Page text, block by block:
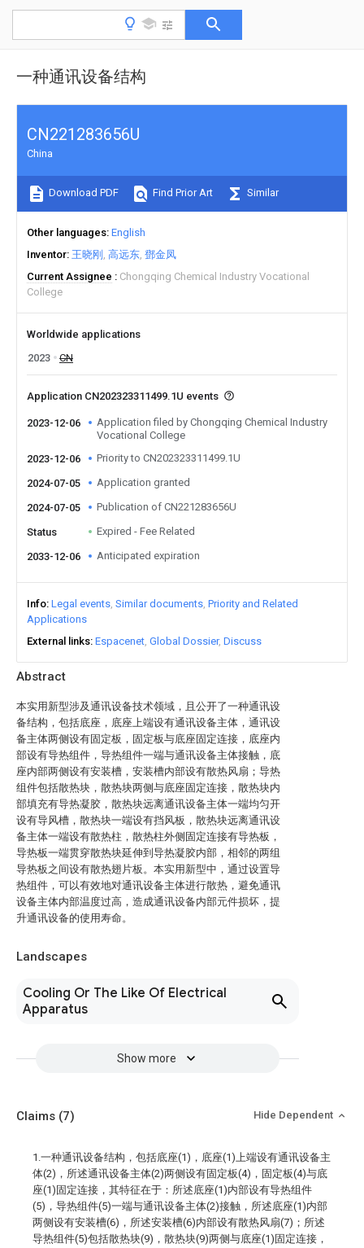
一种通讯设备结构
Abstract
本实用新型涉及通讯设备技术领域，且公开了一种通讯设
备结构，包括底座，底座上端设有通讯设备主体，通讯设
备主体两侧设有固定板，固定板与底座固定连接，底座内
部设有导热组件，导热组件一端与通讯设备主体接触，底
座内部两侧设有安装槽，安装槽内部设有散热风扇；导热
组件包括散热块，散热块两侧与底座固定连接，散热块内
部填充有导热凝胶，散热块远离通讯设备主体一端均匀开
设有导风槽，散热块一端设有挡风板，散热块远离通讯设
备主体一端设有散热柱，散热柱外侧固定连接有导热板，
导热板一端贯穿散热块延伸到导热凝胶内部，相邻的两组
导热板之间设有散热翅片板。本实用新型中，通过设置导
热组件，可以有效地对通讯设备主体进行散热，避免通讯
设备主体内部温度过高，造成通讯设备内部元件损坏，提
升通讯设备的使用寿命。
Landscapes
Cooling Or The Like Of Electrical
Apparatus
Show more
CN221283656U
China
Download PDF Find Prior Art Similar
Other languages English
Inventor 王晓刚 高远东 鄧金凤
Current Assignee
Chongqing Chemical Industry Vocational
College
Worldwide applications
2023
CN
Application CN202323311499.1U events
2023-12-06
Application filed by Chongqing Chemical Industry
Vocational College
2023-12-06
Priority to CN202323311499.1U
2024-07-05 Application granted
2024-07-05 Publication of CN221283656U
Status Expired - Fee Related
2033-12-06 Anticipated expiration
Info Legal events Similar documents Priority and Related
Applications
External links Espacenet Global Dossier Discuss
Claims (7) Hide Dependent
1.一种通讯设备结构，包括底座(1)，底座(1)上端设有通讯设备主
体(2)，所述通讯设备主体(2)两侧设有固定板(4)，固定板(4)与底
座(1)固定连接，其特征在于：所述底座(1)内部设有导热组件
(5)，导热组件(5)一端与通讯设备主体(2)接触，所述底座(1)内部
两侧设有安装槽(6)，所述安装槽(6)内部设有散热风扇(7)；所述
导热组件(5)包括散热块(9)，散热块(9)两侧与底座(1)固定连接，